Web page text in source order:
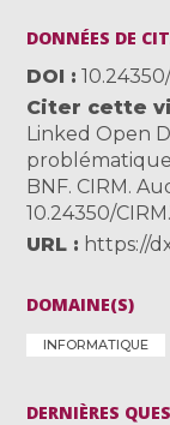
DONNÉES DE
DOI
Citer cette
Linked Open
BNF. CIRM.
10.24350/
URL
https://
DOMAINE(S)
INFORMATIQUE
DERNIÈRES